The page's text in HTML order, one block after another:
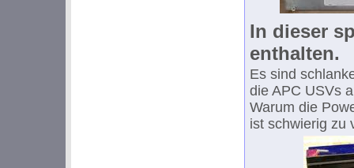
In dieser
enthalten.
Es sind
die APC USVs
Warum die
ist schwierig zu